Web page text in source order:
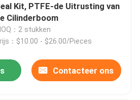
Kit, PTFE-de Uitrusting van
Cilinderboom
：2 stukken
：$10.00 - $26.00/Pieces
Contacteer ons